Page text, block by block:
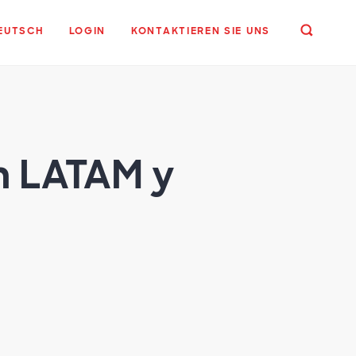
LOGIN KONTAKTIEREN SIE UNS
y